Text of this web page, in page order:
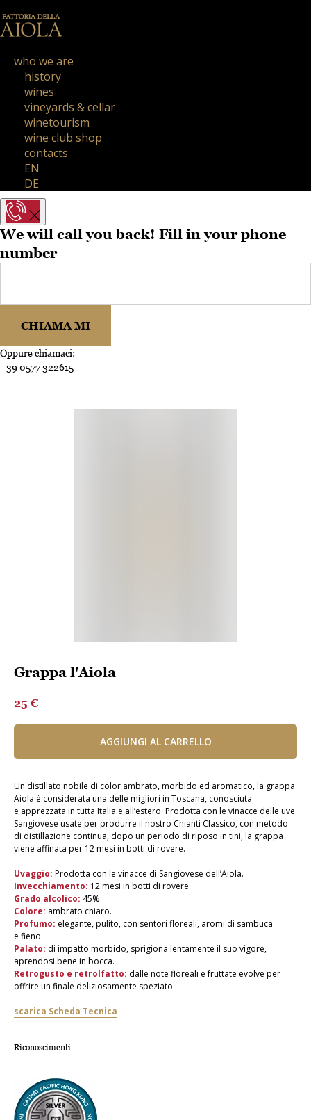
who we are
history
wines
vineyards & cellar
winetourism
wine club shop
contacts
EN
DE
We will call you back! Fill in your phone
number
CHIAMA MI
Oppure chiamaci:
+39 0577 322615
Grappa l'Aiola
25 €
AGGIUNGI AL CARRELLO
Un distillato nobile di color ambrato, morbido ed aromatico, la grappa
Aiola è considerata una delle migliori in Toscana, conosciuta
e apprezzata in tutta Italia e all’estero. Prodotta con le vinacce delle uve
Sangiovese usate per produrre il nostro Chianti Classico, con metodo
di distillazione continua, dopo un periodo di riposo in tini, la grappa
viene affinata per 12 mesi in botti di rovere.
Uvaggio: Prodotta con le vinacce di Sangiovese dell’Aiola.
Invecchiamento: 12 mesi in botti di rovere.
Grado alcolico: 45%.
Colore: ambrato chiaro.
Profumo: elegante, pulito, con sentori floreali, aromi di sambuca
e fieno.
Palato: di impatto morbido, sprigiona lentamente il suo vigore,
aprendosi bene in bocca.
Retrogusto e retrolfatto: dalle note floreali e fruttate evolve per
offrire un finale deliziosamente speziato.
scarica Scheda Tecnica
Riconoscimenti